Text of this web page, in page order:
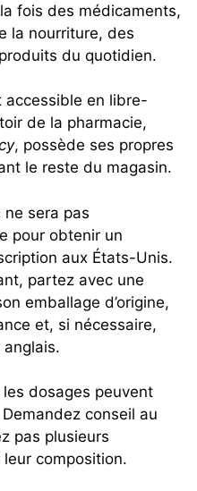
fois des médicaments,
la nourriture, des
du quotidien.
accessible en libre-
de la pharmacie,
, possède ses propres
le reste du magasin.
sera pas
pour obtenir un
aux États-Unis.
partez avec une
emballage d’origine,
et, si nécessaire,
anglais.
dosages peuvent
conseil au
pas plusieurs
composition.